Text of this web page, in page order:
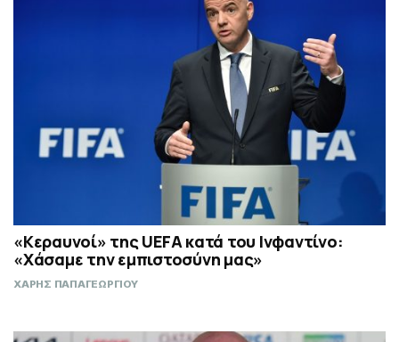
«Κεραυνοί» της UEFA κατά του Ινφαντίνο:
«Χάσαμε την εμπιστοσύνη μας»
ΧΑΡΗΣ ΠΑΠΑΓΕΩΡΓΙΟΥ